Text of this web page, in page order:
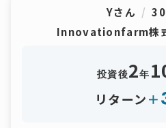
Yさん /
Innovationfarm株
投資後2年
リターン＋